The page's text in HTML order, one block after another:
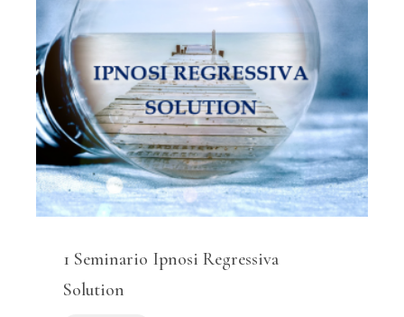
1 Seminario Ipnosi Regressiva
Solution